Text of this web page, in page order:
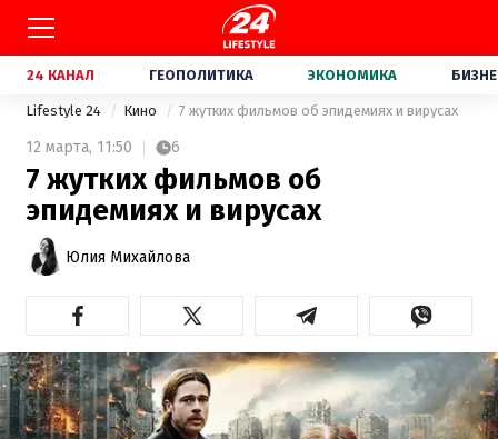
24 КАНАЛ ГЕОПОЛИТИКА ЭКОНОМИКА
Lifestyle 24 Кино 7 жутких фильмов об эпидемиях и вирусах
12 марта, 11:50 6
7 жутких фильмов об
эпидемиях и вирусах
Юлия Михайлова